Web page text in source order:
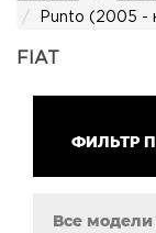
Punto (2005 -
FIAT
ФИЛЬТР
Все модели